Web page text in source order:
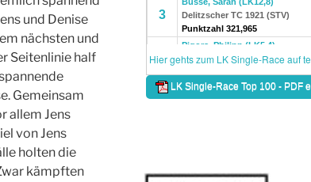
und Denise
nächsten und
Seitenlinie half
Gemeinsam
allem Jens
von Jens
holten die
kämpften